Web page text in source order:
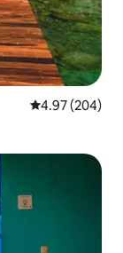
レビュー204
4.97 (204)